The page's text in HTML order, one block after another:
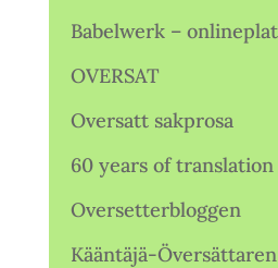
Babelwerk –
OVERSAT
Oversatt sakprosa
60 years of translation
Oversetterbloggen
Kääntäjä-Översättaren